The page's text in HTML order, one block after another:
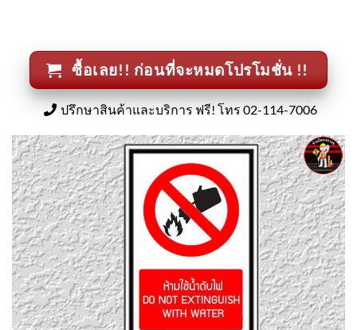
ซื้อเลย!! ก่อนที่จะหมดโปรโมชั่น !!
ปรึกษาสินค้าและบริการ ฟรี! โทร 02-114-7006